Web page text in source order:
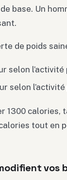
base. Un
de poids
selon l’activité
selon
calories,
tout en
vos